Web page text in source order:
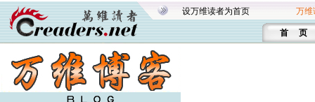
设万维读者为首页 万维
首 页